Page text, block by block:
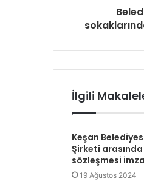
İlgili
Keşan
Şirketi
sözleşmesi
19 Ağustos 2024